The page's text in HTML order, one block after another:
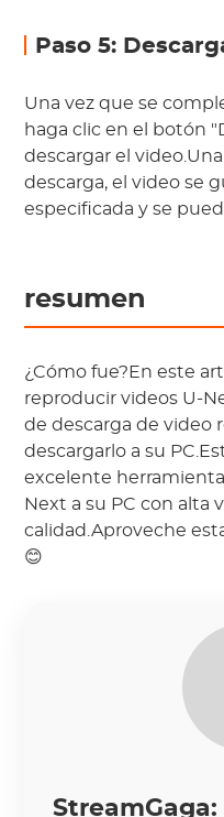
Paso 5:
Una vez que se
haga clic en el botón
descargar el
descarga, el video se
especificada y se
resumen
¿Cómo fue?En este
reproducir videos U-
de descarga de video
descargarlo a su
excelente
Next a su PC con alta
calidad.Aproveche
😊